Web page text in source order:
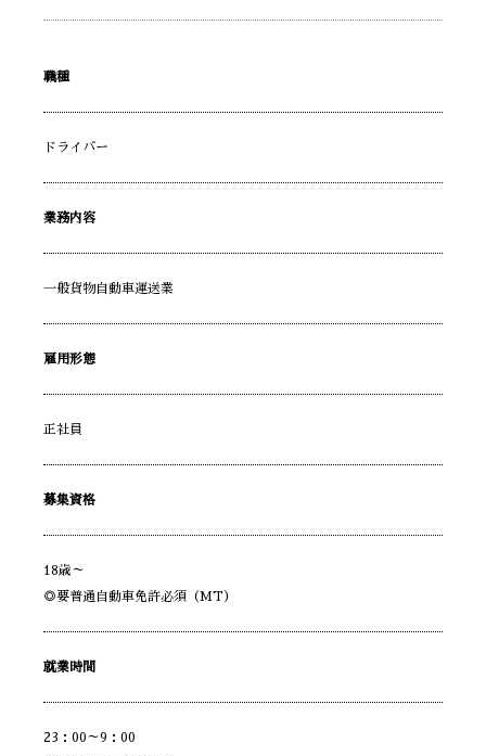
職種
ドライバー
業務内容
一般貨物自動車運送業
雇用形態
正社員
募集資格
18歳～
◎要普通自動車免許必須（MT）
就業時間
23：00～9：00